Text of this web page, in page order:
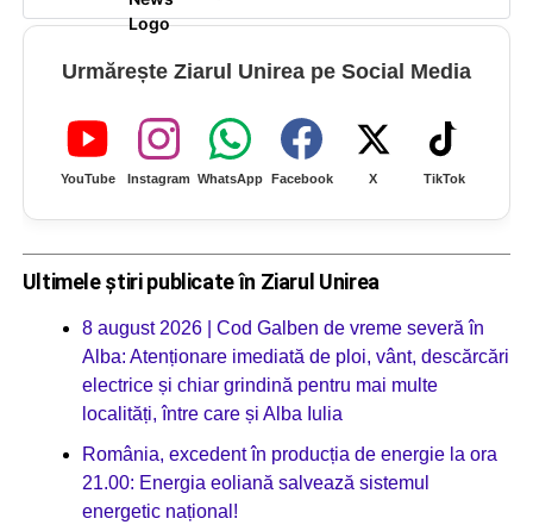
Urmărește Ziarul Unirea pe Social Media
YouTube Instagram WhatsApp Facebook X TikTok
Ultimele știri publicate în Ziarul Unirea
8 august 2026 | Cod Galben de vreme severă în
Alba: Atenționare imediată de ploi, vânt, descărcări
electrice și chiar grindină pentru mai multe
localități, între care și Alba Iulia
România, excedent în producția de energie la ora
21.00: Energia eoliană salvează sistemul
energetic național!